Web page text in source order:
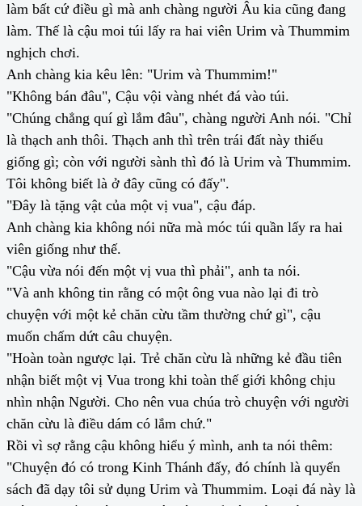
làm bất cứ điều gì mà anh chàng người Âu kia cũng đang
làm. Thế là cậu moi túi lấy ra hai viên Urim và Thummim
nghịch chơi.
Anh chàng kia kêu lên: "Urim và Thummim!"
"Không bán đâu", Cậu vội vàng nhét đá vào túi.
"Chúng chẳng quí gì lắm đâu", chàng người Anh nói. "Chỉ
là thạch anh thôi. Thạch anh thì trên trái đất này thiếu
giống gì; còn với người sành thì đó là Urim và Thummim.
Tôi không biết là ở đây cũng có đấy".
"Đây là tặng vật của một vị vua", cậu đáp.
Anh chàng kia không nói nữa mà móc túi quần lấy ra hai
viên giống như thế.
"Cậu vừa nói đến một vị vua thì phải", anh ta nói.
"Và anh không tin rằng có một ông vua nào lại đi trò
chuyện với một kẻ chăn cừu tầm thường chứ gì", cậu
muốn chấm dứt câu chuyện.
"Hoàn toàn ngược lại. Trẻ chăn cừu là những kẻ đầu tiên
nhận biết một vị Vua trong khi toàn thế giới không chịu
nhìn nhận Người. Cho nên vua chúa trò chuyện với người
chăn cừu là điều dám có lắm chứ."
Rồi vì sợ rằng cậu không hiểu ý mình, anh ta nói thêm:
"Chuyện đó có trong Kinh Thánh đấy, đó chính là quyển
sách đã dạy tôi sử dụng Urim và Thummim. Loại đá này là